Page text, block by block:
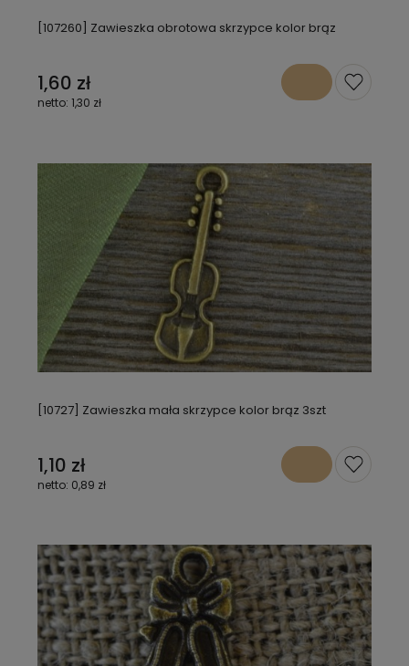
[107260] Zawieszka obrotowa skrzypce kolor brąz
1,60 zł
1,30 zł
[10727] Zawieszka mała skrzypce kolor brąz 3szt
1,10 zł
0,89 zł